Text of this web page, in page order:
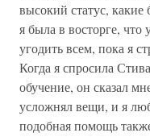
высокий статус,
я была в восторге, что
угодить всем, пока я
Когда я спросила
обучение, он сказал
усложнял вещи, и я
подобная помощь